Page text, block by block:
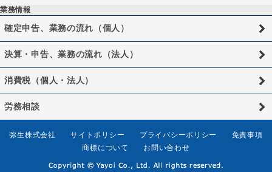
業務情報
確定申告、業務の流れ（個人）
決算・申告、業務の流れ（法人）
消費税（個人・法人）
労務相談
弥生株式会社 サイトポリシー プライバシーポリシー
免責事項
商標について
お問い合わせ